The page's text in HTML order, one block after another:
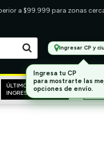
a $99.999 para zonas
Ingresar CP y
ÚLTIMOS
INGRESOS